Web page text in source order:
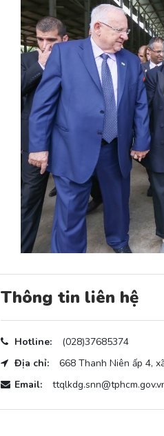
Thông tin liên hệ
Hotline:
(028)37685374
Địa chỉ:
668 Thanh Niên ấp 4,
Email: